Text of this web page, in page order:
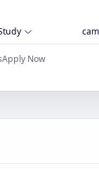
Apply Now